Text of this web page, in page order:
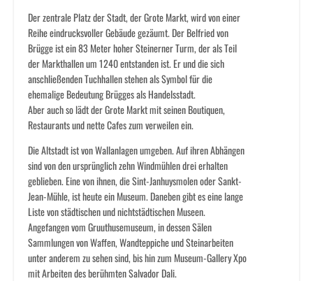
Der zentrale Platz der Stadt, der Grote Markt, wird von einer
Reihe eindrucksvoller Gebäude gezäumt. Der Belfried von
Brügge ist ein 83 Meter hoher Steinerner Turm, der als Teil
der Markthallen um 1240 entstanden ist. Er und die sich
anschließenden Tuchhallen stehen als Symbol für die
ehemalige Bedeutung Brügges als Handelsstadt.
Aber auch so lädt der Grote Markt mit seinen Boutiquen,
Restaurants und nette Cafes zum verweilen ein.
Die Altstadt ist von Wallanlagen umgeben. Auf ihren Abhängen
sind von den ursprünglich zehn Windmühlen drei erhalten
geblieben. Eine von ihnen, die Sint-Janhuysmolen oder Sankt-
Jean-Mühle, ist heute ein Museum. Daneben gibt es eine lange
Liste von städtischen und nichtstädtischen Museen.
Angefangen vom Gruuthusemuseum, in dessen Sälen
Sammlungen von Waffen, Wandteppiche und Steinarbeiten
unter anderem zu sehen sind, bis hin zum Museum-Gallery Xpo
mit Arbeiten des berühmten Salvador Dali.